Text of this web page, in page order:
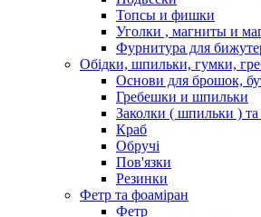
Топсы и фишки
Уголки , магниты и
Фурнитура для
Обідки, шпильки, гумки,
Основи для брошок,
Гребешки и шпильки
Заколки ( шпильки ) та
Краб
Обручі
Пов'язки
Резинки
Фетр та фоаміран
Фетр